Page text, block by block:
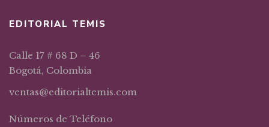
EDITORIAL TEMIS
Calle 17 # 68 D – 46
Bogotá, Colombia
ventas@editorialtemis.com
Números de Teléfono